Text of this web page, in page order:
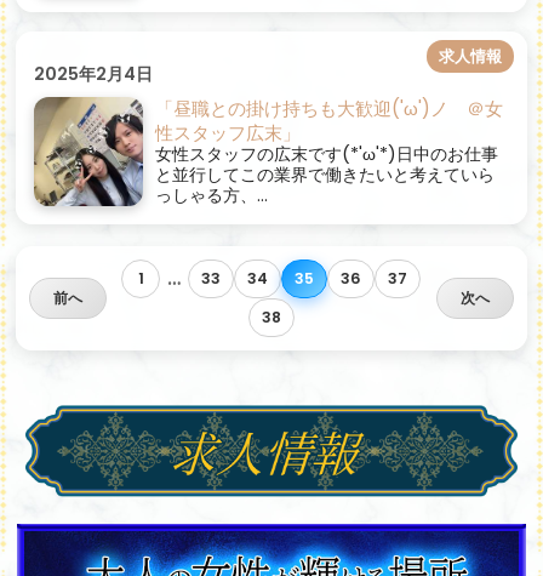
2025年2月4日
求人情報
「昼職との掛け持ちも大歓迎('ω')ノ ＠女
性スタッフ広末」
女性スタッフの広末です(*'ω'*)日中のお仕事
と並行してこの業界で働きたいと考えていら
っしゃる方、...
前へ
1 … 33 34 35 36
37
38
次へ